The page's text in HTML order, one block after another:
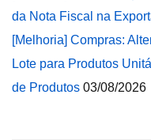
da Nota Fiscal na
[Melhoria] Compras:
Lote para Produtos
de Produtos 03/08/2026